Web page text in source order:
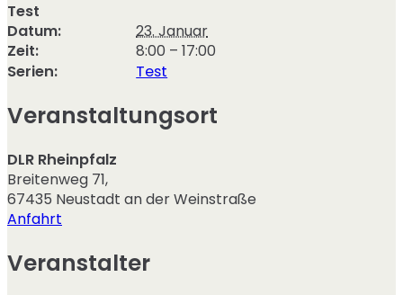
Test
Datum:
23. Januar
Zeit:
8:00 – 17:00
Serien:
Test
Veranstaltungsort
DLR Rheinpfalz
Breitenweg 71,
67435 Neustadt an der Weinstraße
Anfahrt
Veranstalter